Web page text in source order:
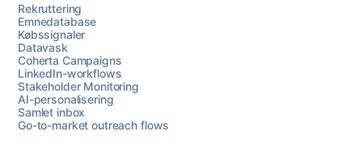
Rekruttering
Emnedatabase
Købssignaler
Datavask
Coherta Campaigns
LinkedIn-workflows
Stakeholder Monitoring
AI-personalisering
Samlet inbox
Go-to-market outreach flows